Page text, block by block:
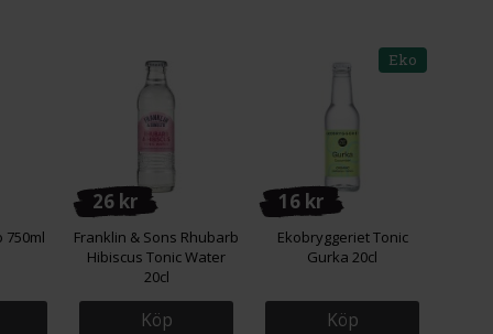
750ml
26 kr
Franklin & Sons Rhubarb
Hibiscus Tonic Water
20cl
Köp
16 kr
Eko
Ekobryggeriet Tonic
Gurka 20cl
Köp